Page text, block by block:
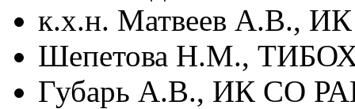
к.х.н. Матвеев А.В.,
Шепетова Н.М.,
Губарь А.В., ИК СО